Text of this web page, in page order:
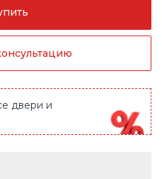
двери и